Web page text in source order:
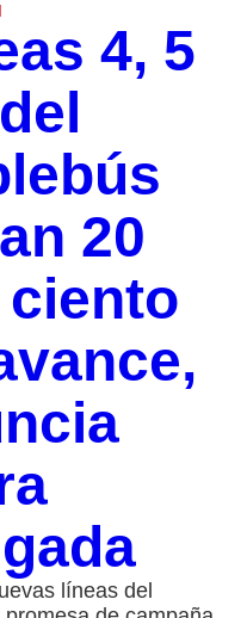
4, 5
20
líneas del